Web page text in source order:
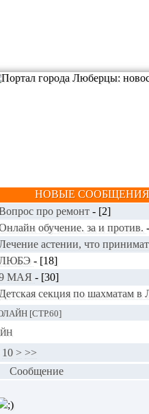
НОВЫЕ
про ремонт - [2]
обучение. за и против. -
астении, что
- [18]
МАЯ - [30]
Детская секция по шахматам в
[СТР.60]
10 > >>
Сообщение